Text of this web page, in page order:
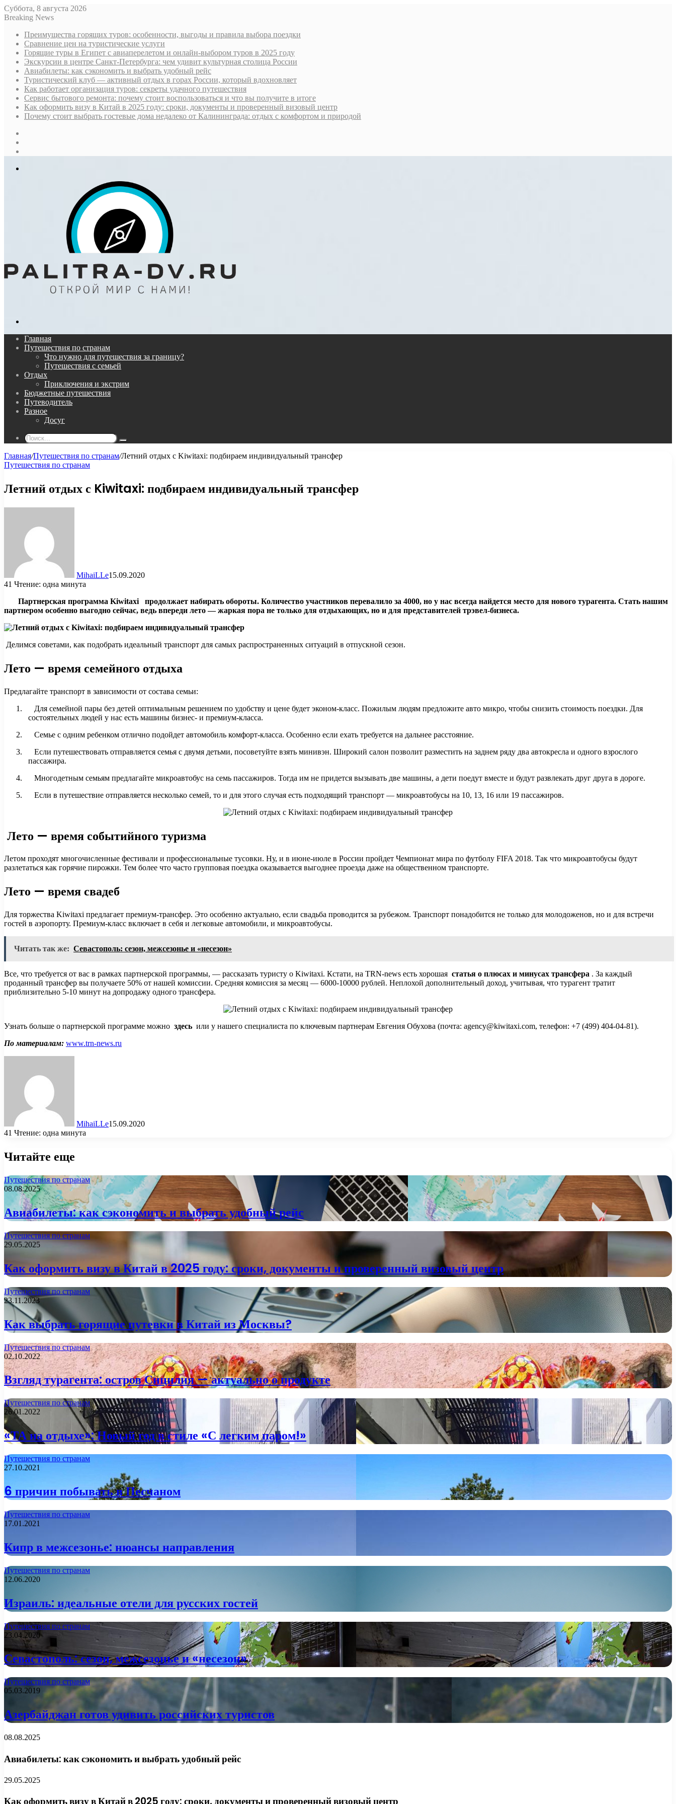
Суббота, 8 августа 2026
Breaking News
Преимущества горящих туров: особенности, выгоды и правила выбора поездки
Сравнение цен на туристические услуги
Горящие туры в Египет с авиаперелетом и онлайн-выбором туров в 2025 году
Экскурсии в центре Санкт-Петербурга: чем удивит культурная столица России
Авиабилеты: как сэкономить и выбрать удобный рейс
Туристический клуб — активный отдых в горах России, который вдохновляет
Как работает организация туров: секреты удачного путешествия
Сервис бытового ремонта: почему стоит воспользоваться и что вы получите в итоге
Как оформить визу в Китай в 2025 году: сроки, документы и проверенный визовый центр
Почему стоит выбрать гостевые дома недалеко от Калининграда: отдых с комфортом и природой
Главная
Путешествия по странам
Что нужно для путешествия за границу?
Путешествия с семьей
Отдых
Приключения и экстрим
Бюджетные путешествия
Путеводитель
Разное
Досуг
Поиск...
Главная/Путешествия по странам/Летний отдых с Kiwitaxi: подбираем индивидуальный трансфер
Путешествия по странам
Летний отдых с Kiwitaxi: подбираем индивидуальный трансфер
MihaiLLe15.09.2020
41 Чтение: одна минута
Партнерская программа Kiwitaxi
продолжает набирать обороты. Количество участников перевалило за 4000, но у нас всегда найдется место для нового турагента. Стать нашим
партнером особенно выгодно сейчас, ведь впереди лето — жаркая пора не только для отдыхающих, но и для представителей трэвел-бизнеса.
Делимся советами, как подобрать идеальный транспорт для самых распространенных ситуаций в отпускной сезон.
Лето — время семейного отдыха
Предлагайте транспорт в зависимости от состава семьи:
1. Для семейной пары без детей оптимальным решением по удобству и цене будет эконом-класс. Пожилым людям предложите авто микро, чтобы снизить стоимость поездки. Для
состоятельных людей у нас есть машины бизнес- и премиум-класса.
2. Семье с одним ребенком отлично подойдет автомобиль комфорт-класса. Особенно если ехать требуется на дальнее расстояние.
3. Если путешествовать отправляется семья с двумя детьми, посоветуйте взять минивэн. Широкий салон позволит разместить на заднем ряду два автокресла и одного взрослого
пассажира.
4. Многодетным семьям предлагайте микроавтобус на семь пассажиров. Тогда им не придется вызывать две машины, а дети поедут вместе и будут развлекать друг друга в дороге.
5. Если в путешествие отправляется несколько семей, то и для этого случая есть подходящий транспорт — микроавтобусы на 10, 13, 16 или 19 пассажиров.
Лето — время событийного туризма
Летом проходят многочисленные фестивали и профессиональные тусовки. Ну, и в июне-июле в России пройдет Чемпионат мира по футболу FIFA 2018. Так что микроавтобусы будут
разлетаться как горячие пирожки. Тем более что часто групповая поездка оказывается выгоднее проезда даже на общественном транспорте.
Лето — время свадеб
Для торжества Kiwitaxi предлагает премиум-трансфер. Это особенно актуально, если свадьба проводится за рубежом. Транспорт понадобится не только для молодоженов, но и для встречи
гостей в аэропорту. Премиум-класс включает в себя и легковые автомобили, и микроавтобусы.
Читать так же: Севастополь: сезон, межсезонье и «несезон»
Все, что требуется от вас в рамках партнерской программы, — рассказать туристу о Kiwitaxi. Кстати, на TRN-news есть хорошая статья о плюсах и минусах трансфера . За каждый
проданный трансфер вы получаете 50% от нашей комиссии. Средняя комиссия за месяц — 6000-10000 рублей. Неплохой дополнительный доход, учитывая, что турагент тратит
приблизительно 5-10 минут на допродажу одного трансфера.
Узнать больше о партнерской программе можно здесь или у нашего специалиста по ключевым партнерам Евгения Обухова (почта: agency@kiwitaxi.com, телефон: +7 (499) 404-04-81).
По материалам: www.trn-news.ru
MihaiLLe15.09.2020
41 Чтение: одна минута
Читайте еще
Путешествия по странам
08.08.2025
Авиабилеты: как сэкономить и выбрать удобный рейс
Путешествия по странам
29.05.2025
Как оформить визу в Китай в 2025 году: сроки, документы и проверенный визовый центр
Путешествия по странам
23.11.2023
Как выбрать горящие путевки в Китай из Москвы?
Путешествия по странам
02.10.2022
Взгляд турагента: остров Сицилия — актуально о продукте
Путешествия по странам
26.01.2022
«ТА на отдыхе»: Новый год в стиле «С легким паром!»
Путешествия по странам
27.10.2021
6 причин побывать в Песчаном
Путешествия по странам
17.01.2021
Кипр в межсезонье: нюансы направления
Путешествия по странам
12.06.2020
Израиль: идеальные отели для русских гостей
Путешествия по странам
23.04.2020
Севастополь: сезон, межсезонье и «несезон»
Путешествия по странам
05.03.2019
Азербайджан готов удивить российских туристов
08.08.2025
Авиабилеты: как сэкономить и выбрать удобный рейс
29.05.2025